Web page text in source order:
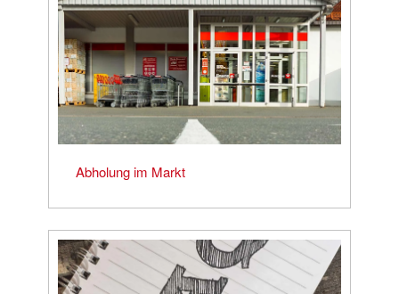
Abholung im Markt